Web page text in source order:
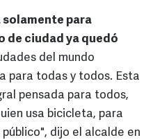
solamente para
de ciudad ya quedó
del mundo
para todas y todos. Esta
pensada para todos,
usa bicicleta, para
dijo el alcalde en